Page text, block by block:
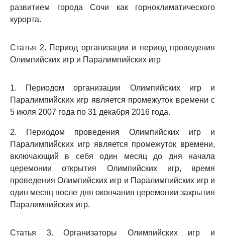
развитием города Сочи как горноклиматического
курорта.
Статья 2. Период организации и период проведения
Олимпийских игр и Паралимпийских игр
1. Периодом организации Олимпийских игр и
Паралимпийских игр является промежуток времени с
5 июля 2007 года по 31 декабря 2016 года.
2. Периодом проведения Олимпийских игр и
Паралимпийских игр является промежуток времени,
включающий в себя один месяц до дня начала
церемонии открытия Олимпийских игр, время
проведения Олимпийских игр и Паралимпийских игр и
один месяц после дня окончания церемонии закрытия
Паралимпийских игр.
Статья 3. Организаторы Олимпийских игр и